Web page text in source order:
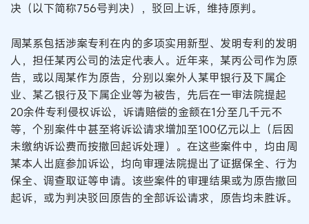
决（以下简称756号判决），驳回上诉，维持原判。
周某系包括涉案专利在内的多项实用新型、发明专利的发明
人，担任某丙公司的法定代表人。近年来，某丙公司作为原
告，或以周某作为原告，分别以案外人某甲银行及下属企
业、某乙银行及下属企业等为被告，先后在一审法院提起
20余件专利侵权诉讼，诉请赔偿的金额在1分至几千元不
等，个别案件中甚至将诉讼请求增加至100亿元以上（后因
未缴纳诉讼费而按撤回起诉处理）。在这些案件中，均由周
某本人出庭参加诉讼，均向审理法院提出了证据保全、行为
保全、调查取证等申请。该些案件的审理结果或为原告撤回
起诉，或为判决驳回原告的全部诉讼请求，原告均未胜诉。